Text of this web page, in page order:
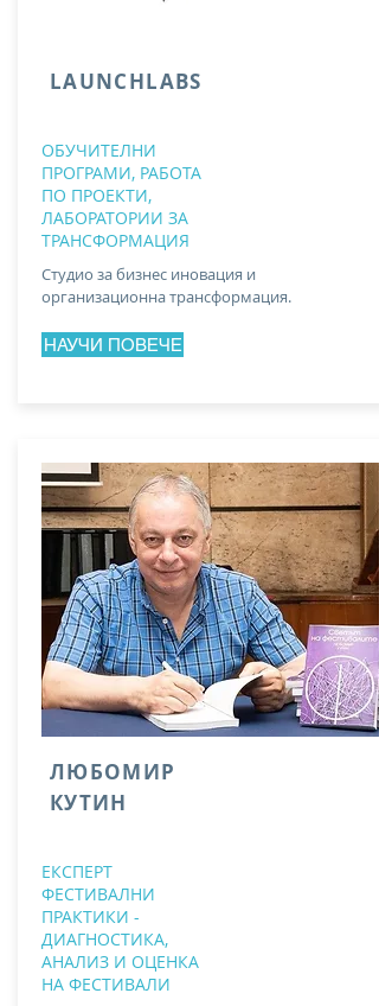
LAUNCHLABS
ОБУЧИТЕЛНИ
ПРОГРАМИ, РАБОТА
ПО ПРОЕКТИ,
ЛАБОРАТОРИИ ЗА
ТРАНСФОРМАЦИЯ
Студио за бизнес иновация и
организационна трансформация.
НАУЧИ ПОВЕЧЕ
ЛЮБОМИР
КУТИН
ЕКСПЕРТ
ФЕСТИВАЛНИ
ПРАКТИКИ -
ДИАГНОСТИКА,
АНАЛИЗ И ОЦЕНКА
НА ФЕСТИВАЛИ